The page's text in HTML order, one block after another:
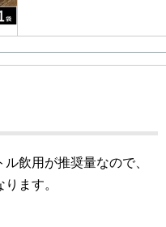
飲用が推奨量なので、
ます。